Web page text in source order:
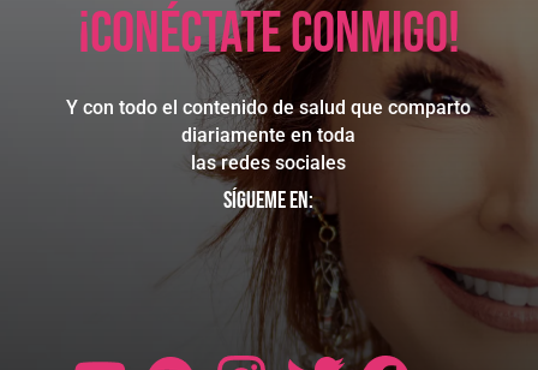
¡Conéctate conmigo!
Y con todo el contenido de salud que comparto
diariamente en toda
las redes sociales
Sígueme en: